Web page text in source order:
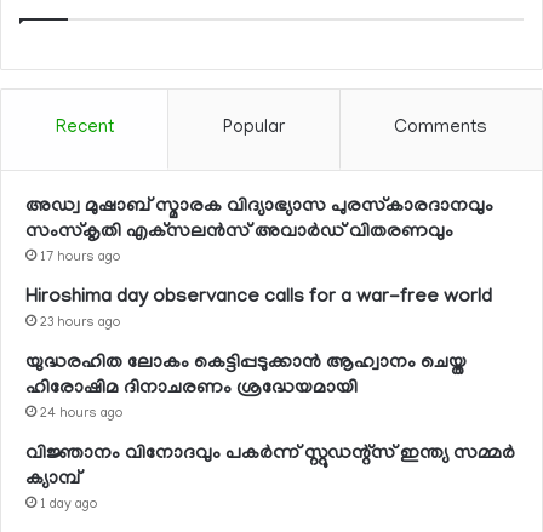
Recent Popular Comments
അഡ്വ മുഷാബ് സ്മാരക വിദ്യാഭ്യാസ പുരസ്‌കാരദാനവും
സംസ്‌കൃതി എക്‌സലന്‍സ് അവാര്‍ഡ് വിതരണവും
17 hours ago
Hiroshima day observance calls for a war-free world
23 hours ago
യുദ്ധരഹിത ലോകം കെട്ടിപ്പടുക്കാന്‍ ആഹ്വാനം ചെയ്ത
ഹിരോഷിമ ദിനാചരണം ശ്രദ്ധേയമായി
24 hours ago
വിജ്ഞാനം വിനോദവും പകര്‍ന്ന് സ്റ്റുഡന്റ്‌സ് ഇന്ത്യ സമ്മര്‍
ക്യാമ്പ്
1 day ago